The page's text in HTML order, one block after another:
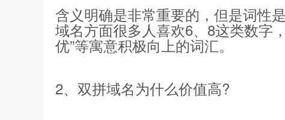
含义明确是非常重要的，但是词性
域名方面很多人喜欢6、8这类数字
优”等寓意积极向上的词汇。
2、双拼域名为什么价值高?